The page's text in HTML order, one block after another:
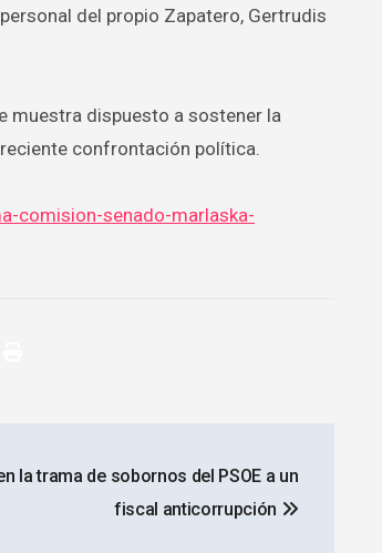
del propio Zapatero, Gertrudis
muestra dispuesto a sostener la
confrontación política.
comision-senado-marlaska-
la trama de sobornos del PSOE a un
fiscal anticorrupción